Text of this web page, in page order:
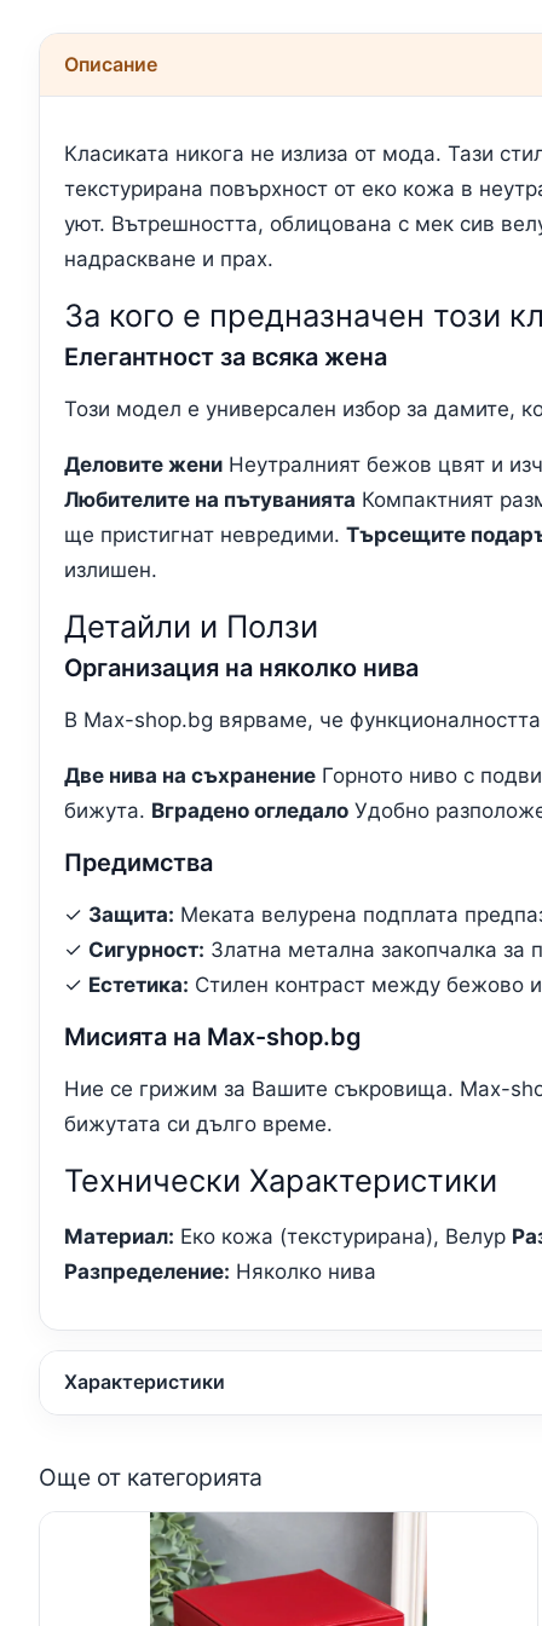
Описание
Класиката никога не излиза от мода. Тази
текстурирана повърхност от еко кожа в
уют. Вътрешността, облицована с мек сив
надраскване и прах.
За кого е предназначен този
Елегантност за всяка жена
Този модел е универсален избор за дамите,
Деловите жени Неутралният бежов цвят и
Любителите на пътуванията Компактният
ще пристигнат невредими. Търсещите
излишен.
Детайли и Ползи
Организация на няколко нива
В Max-shop.bg вярваме, че
Две нива на съхранение Горното ниво с
бижута. Вградено огледало Удобно
Предимства
✓ Защита: Меката велурена подплата
✓ Сигурност: Златна метална закопчалка за
✓ Естетика: Стилен контраст между бежово
Мисията на Max-shop.bg
Ние се грижим за Вашите съкровища. Max-
бижутата си дълго време.
Технически Характеристики
Материал: Еко кожа (текстурирана), Велур
Разпределение: Няколко нива
Характеристики
Още от категорията